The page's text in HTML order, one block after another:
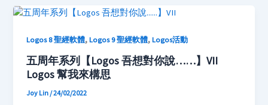
Logos 8 聖經軟體,Logos 9 聖經軟體,Logos活動
五周年系列【Logos 吾想對你說……】VII
Logos 幫我來構思
Joy Lin/24/02/2022